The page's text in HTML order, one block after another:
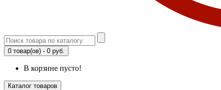
0 товар(ов) - 0 руб.
В корзине пусто!
Каталог товаров